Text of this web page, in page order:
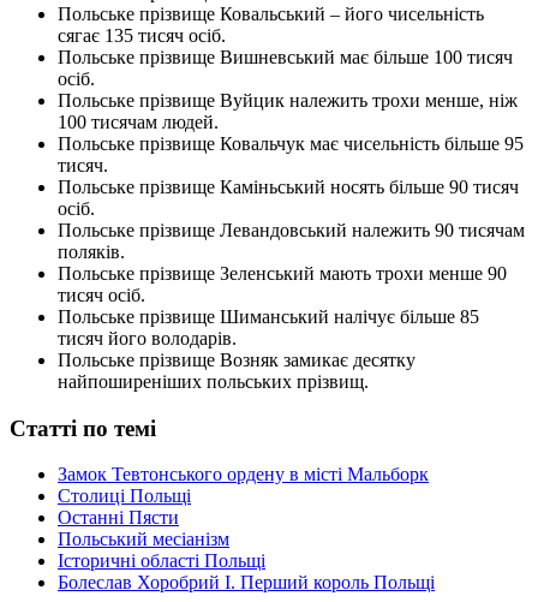
Польське прізвище Ковальський – його чисельність
сягає 135 тисяч осіб.
Польське прізвище Вишневський має більше 100 тисяч
осіб.
Польське прізвище Вуйцик належить трохи менше, ніж
100 тисячам людей.
Польське прізвище Ковальчук має чисельність більше 95
тисяч.
Польське прізвище Каміньський носять більше 90 тисяч
осіб.
Польське прізвище Левандовський належить 90 тисячам
поляків.
Польське прізвище Зеленський мають трохи менше 90
тисяч осіб.
Польське прізвище Шиманський налічує більше 85
тисяч його володарів.
Польське прізвище Возняк замикає десятку
найпоширеніших польських прізвищ.
Статті по темі
Замок Тевтонського ордену в місті Мальборк
Столиці Польщі
Останні Пясти
Польський месіанізм
Історичні області Польщі
Болеслав Хоробрий I. Перший король Польщі